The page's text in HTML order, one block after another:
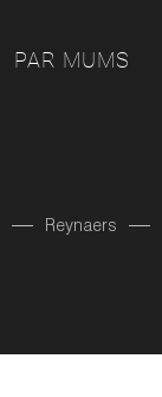
PAR MUMS
Reynaers